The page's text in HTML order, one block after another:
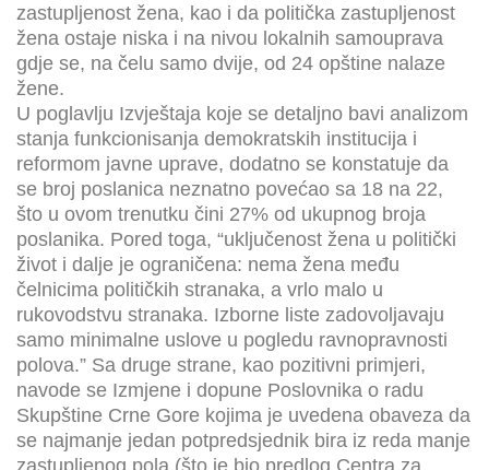
zastupljenost žena, kao i da politička zastupljenost
žena ostaje niska i na nivou lokalnih samouprava
gdje se, na čelu samo dvije, od 24 opštine nalaze
žene.
U poglavlju Izvještaja koje se detaljno bavi analizom
stanja funkcionisanja demokratskih institucija i
reformom javne uprave, dodatno se konstatuje da
se broj poslanica neznatno povećao sa 18 na 22,
što u ovom trenutku čini 27% od ukupnog broja
poslanika. Pored toga, “uključenost žena u politički
život i dalje je ograničena: nema žena među
čelnicima političkih stranaka, a vrlo malo u
rukovodstvu stranaka. Izborne liste zadovoljavaju
samo minimalne uslove u pogledu ravnopravnosti
polova.” Sa druge strane, kao pozitivni primjeri,
navode se Izmjene i dopune Poslovnika o radu
Skupštine Crne Gore kojima je uvedena obaveza da
se najmanje jedan potpredsjednik bira iz reda manje
zastupljenog pola (što je bio predlog Centra za